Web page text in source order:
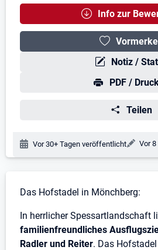
Info zur
Notiz /
PDF /
Teilen
Veröffentlichungsdatum:
Vor 30+ Tagen veröffentlicht Vor
Stellenbeschreibung
Das Hofstadel in Mönchberg:
In herrlicher Spessartlandschaft
familienfreundliches
Radler und Reiter. Das